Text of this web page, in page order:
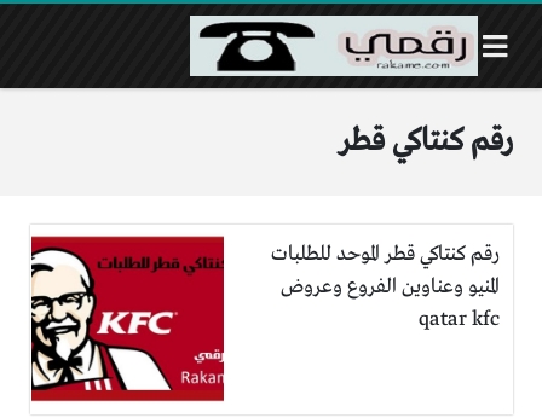
رقم كنتاكي قطر
رقم كنتاكي قطر الموحد للطلبات
المنيو وعناوين الفروع وعروض
qatar kfc